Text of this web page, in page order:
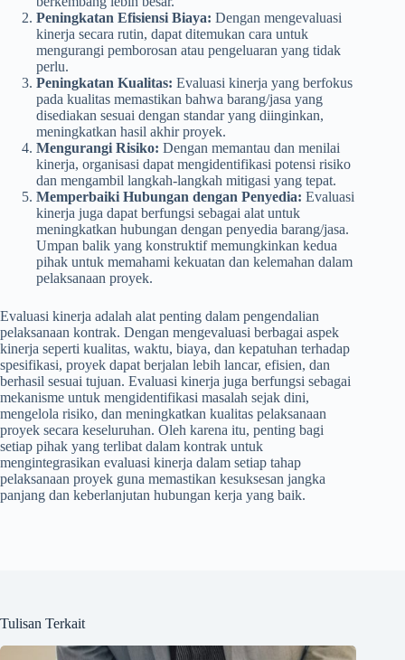
Peningkatan Efisiensi Biaya: Dengan mengevaluasi
kinerja secara rutin, dapat ditemukan cara untuk
mengurangi pemborosan atau pengeluaran yang tidak
perlu.
Peningkatan Kualitas: Evaluasi kinerja yang berfokus
pada kualitas memastikan bahwa barang/jasa yang
disediakan sesuai dengan standar yang diinginkan,
meningkatkan hasil akhir proyek.
Mengurangi Risiko: Dengan memantau dan menilai
kinerja, organisasi dapat mengidentifikasi potensi risiko
dan mengambil langkah-langkah mitigasi yang tepat.
Memperbaiki Hubungan dengan Penyedia: Evaluasi
kinerja juga dapat berfungsi sebagai alat untuk
meningkatkan hubungan dengan penyedia barang/jasa.
Umpan balik yang konstruktif memungkinkan kedua
pihak untuk memahami kekuatan dan kelemahan dalam
pelaksanaan proyek.
Evaluasi kinerja adalah alat penting dalam pengendalian
pelaksanaan kontrak. Dengan mengevaluasi berbagai aspek
kinerja seperti kualitas, waktu, biaya, dan kepatuhan terhadap
spesifikasi, proyek dapat berjalan lebih lancar, efisien, dan
berhasil sesuai tujuan. Evaluasi kinerja juga berfungsi sebagai
mekanisme untuk mengidentifikasi masalah sejak dini,
mengelola risiko, dan meningkatkan kualitas pelaksanaan
proyek secara keseluruhan. Oleh karena itu, penting bagi
setiap pihak yang terlibat dalam kontrak untuk
mengintegrasikan evaluasi kinerja dalam setiap tahap
pelaksanaan proyek guna memastikan kesuksesan jangka
panjang dan keberlanjutan hubungan kerja yang baik.
Tulisan Terkait